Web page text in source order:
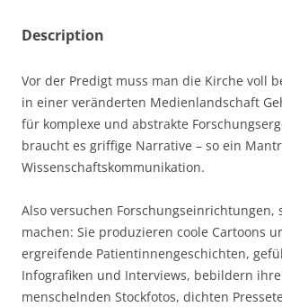
Description
Vor der Predigt muss man die Kirche voll
in einer veränderten Medienlandschaft
für komplexe und abstrakte
braucht es griffige Narrative – so ein
Wissenschaftskommunikation.
Also versuchen Forschungseinrichtungen,
machen: Sie produzieren coole Cartoons
ergreifende Patientinnengeschichten,
Infografiken und Interviews, bebildern
menschelnden Stockfotos, dichten